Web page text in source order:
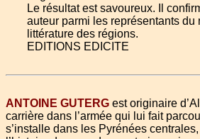
Le résultat est savoureux. Il
auteur parmi les représentants du
littérature des régions.
EDITIONS EDICITE
ANTOINE GUTERG est originaire
carrière dans l’armée qui lui fait
s’installe dans les Pyrénées